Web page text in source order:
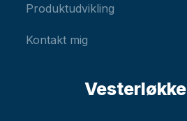
Produktudvikling
Kontakt mig
Vesterløkke